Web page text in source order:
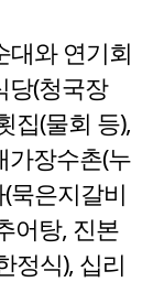
대와 연기회
당(청국장
집(물회 등),
가장수촌(누
묵은지갈비
어탕, 진본
정식), 십리